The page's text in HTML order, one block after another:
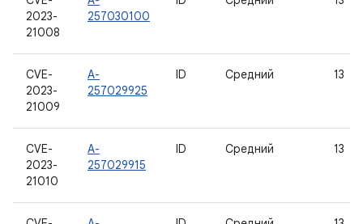
2023-
21008
257030100
CVE-
2023-
21009
A-
257029925
ID Средний 13
CVE-
2023-
21010
A-
257029915
ID Средний 13